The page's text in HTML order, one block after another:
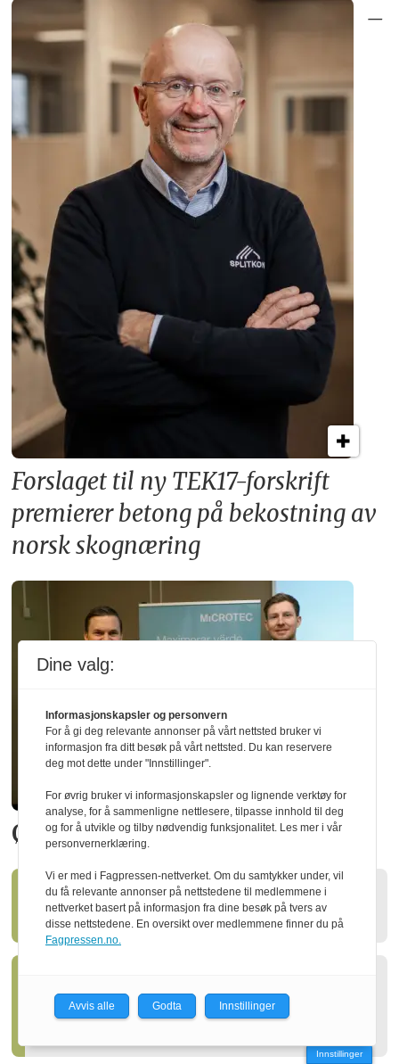
–
Forslaget til ny TEK17-forskrift
premierer betong på bekostning av
norsk skognæring
Økte utbyttet med 20 prosent
Ny styreleder i Treindustrien
Slik kan skogen gagne både
klima og natur
Innstillinger
Dine valg:
Informasjonskapsler og personvern
For å gi deg relevante annonser på vårt nettsted bruker vi
informasjon fra ditt besøk på vårt nettsted. Du kan reservere
deg mot dette under "Innstillinger".
For øvrig bruker vi informasjonskapsler og lignende verktøy for
analyse, for å sammenligne nettlesere, tilpasse innhold til deg
og for å utvikle og tilby nødvendig funksjonalitet. Les mer i vår
personvernerklæring.
Vi er med i Fagpressen-nettverket. Om du samtykker under, vil
du få relevante annonser på nettstedene til medlemmene i
nettverket basert på informasjon fra dine besøk på tvers av
disse nettstedene. En oversikt over medlemmene finner du på
Fagpressen.no.
Avvis alle Godta Innstillinger